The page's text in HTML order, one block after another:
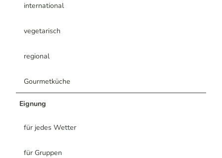
international
vegetarisch
regional
Gourmetküche
Eignung
für jedes Wetter
für Gruppen